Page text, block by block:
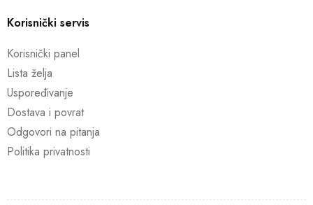
Korisnički servis
Korisnički panel
Lista želja
Uspoređivanje
Dostava i povrat
Odgovori na pitanja
Politika privatnosti